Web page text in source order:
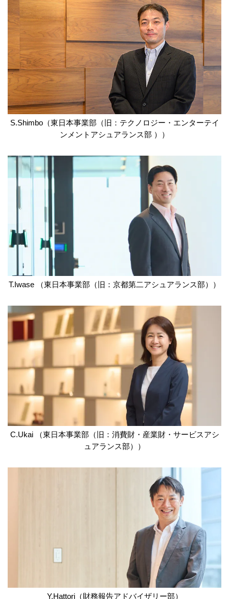
S.Shimbo（東日本事業部（旧：テクノロジー・エンターテイ
ンメントアシュアランス部 ））
T.Iwase （東日本事業部（旧：京都第二アシュアランス部））
C.Ukai （東日本事業部（旧：消費財・産業財・サービスアシ
ュアランス部））
Y.Hattori（財務報告アドバイザリー部）